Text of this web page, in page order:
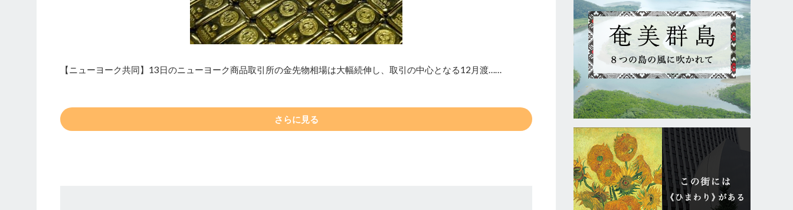
【ニューヨーク共同】13日のニューヨーク商品取引所の金先物相場は大幅続伸し、取引の中心となる12月渡……
さらに見る